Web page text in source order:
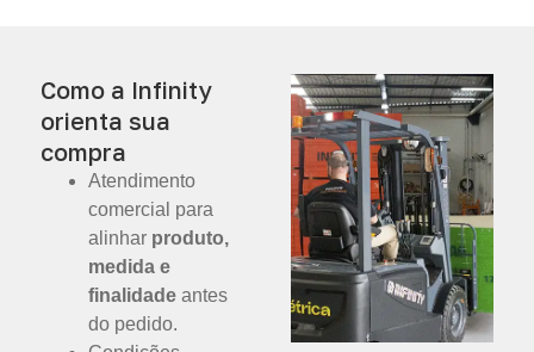
Como a Infinity
orienta sua
compra
Atendimento
comercial para
alinhar produto,
medida e
finalidade antes
do pedido.